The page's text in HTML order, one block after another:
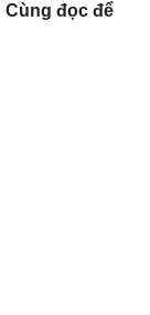
Cùng đọc để